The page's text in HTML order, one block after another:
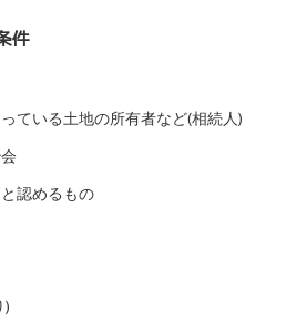
件
ている土地の所有者など(相続人)
認めるもの